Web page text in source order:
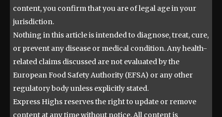
content, you confirm that you are of legal age in your
jurisdiction.
Nothing in this article is intended to diagnose, treat, cure,
or prevent any disease or medical condition. Any health-
related claims discussed are not evaluated by the
European Food Safety Authority (EFSA) or any other
regulatory body unless explicitly stated.
Express Highs reserves the right to update or remove
content at any time without notice. All content is